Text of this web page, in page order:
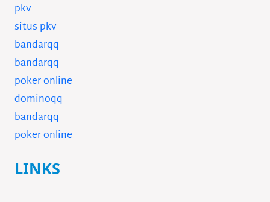
pkv
situs pkv
bandarqq
bandarqq
poker online
dominoqq
bandarqq
poker online
LINKS